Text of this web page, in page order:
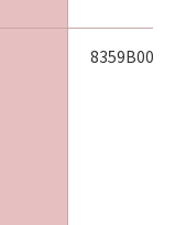
8359B002